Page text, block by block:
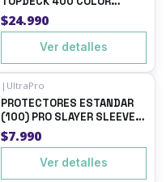
NEGRO
$24.990
Ver detalles
Agotado
| UltraPro
PROTECTORES ESTANDAR
(100) PRO SLAYER SLEEVES
- ULTRA PRO
$7.990
Ver detalles